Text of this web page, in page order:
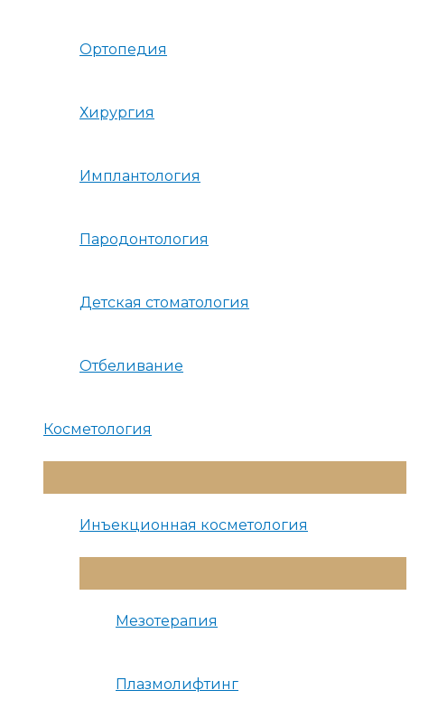
Ортопедия
Хирургия
Имплантология
Пародонтология
Детская стоматология
Отбеливание
Косметология
Меню
Инъекционная косметология
Меню
Мезотерапия
Плазмолифтинг